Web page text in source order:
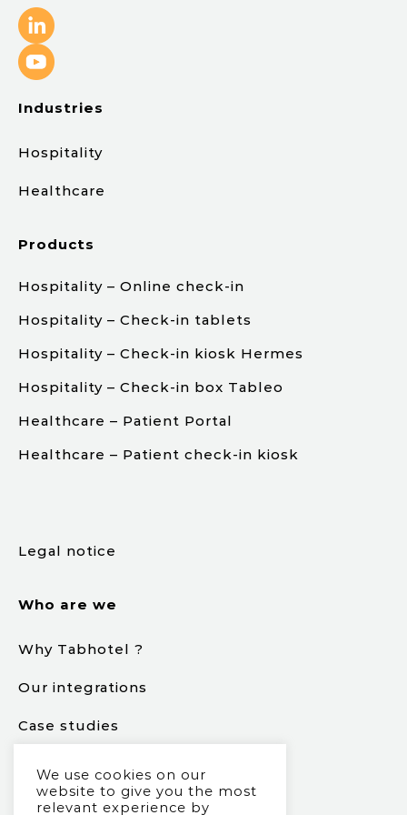
Industries
Hospitality
Healthcare
Products
Hospitality – Online check-in
Hospitality – Check-in tablets
Hospitality – Check-in kiosk Hermes
Hospitality – Check-in box Tableo
Healthcare – Patient Portal
Healthcare – Patient check-in kiosk
Legal notice
Who are we
Why Tabhotel ?
Our integrations
Case studies
We use cookies on our
website to give you the most
relevant experience by